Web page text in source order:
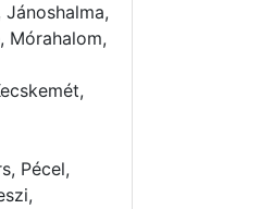
Jánoshalma,
Mórahalom,
Pécel,